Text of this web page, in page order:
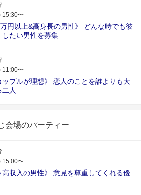
15:30〜
万円以上&高身長の男性》 どんな時でも彼
したい男性を募集
11:00〜
ップルが理想》 恋人のことを誰よりも大
人
会場のパーティー
15:00〜
高収入の男性》 意見を尊重してくれる優